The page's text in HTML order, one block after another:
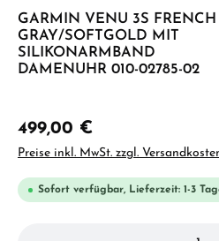
GARMIN VENU 3S FRENCH
GRAY/SOFTGOLD MIT
SILIKONARMBAND
DAMENUHR 010-02785-02
499,00 €
Preise inkl. MwSt. zzgl.
Sofort verfügbar, Lieferzeit: 1-3
Produkt Anzahl: Gib den